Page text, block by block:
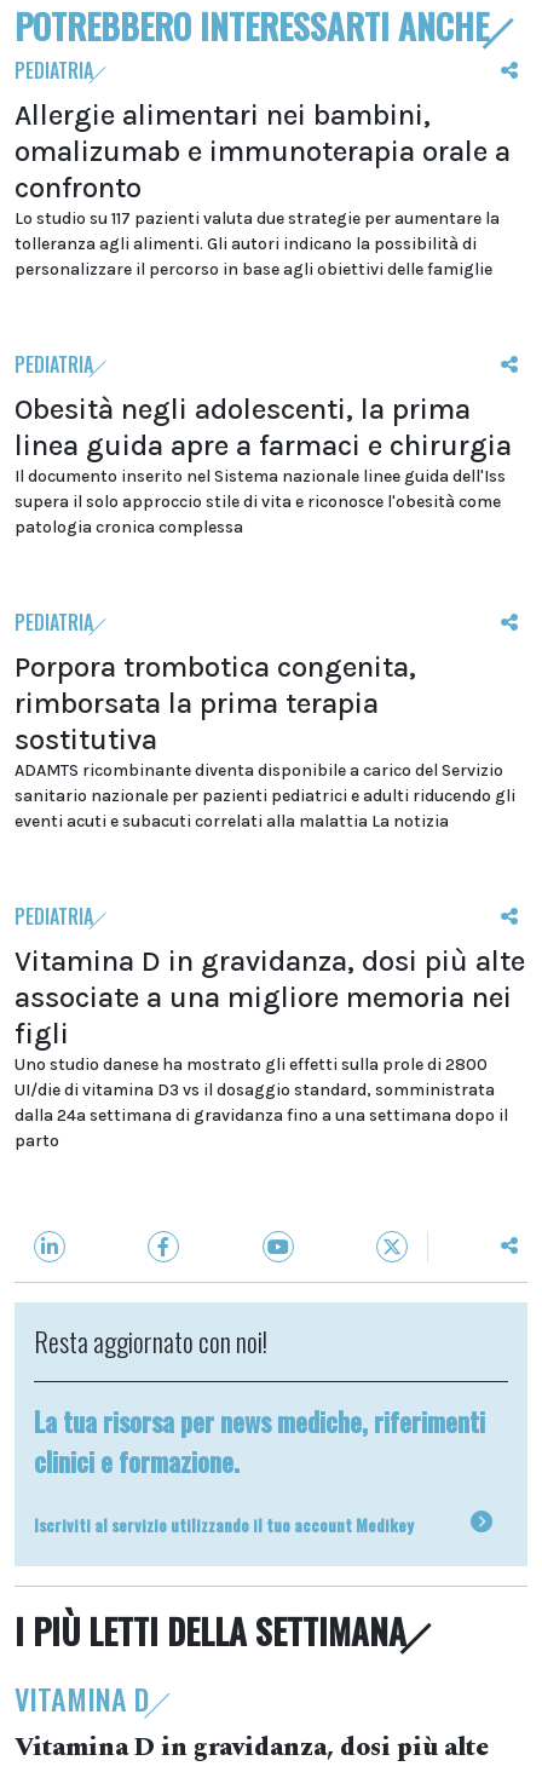
POTREBBERO INTERESSARTI ANCHE
PEDIATRIA
Allergie alimentari nei bambini,
omalizumab e immunoterapia orale a
confronto
Lo studio su 117 pazienti valuta due strategie per aumentare la
tolleranza agli alimenti. Gli autori indicano la possibilità di
personalizzare il percorso in base agli obiettivi delle famiglie
PEDIATRIA
Obesità negli adolescenti, la prima
linea guida apre a farmaci e chirurgia
Il documento inserito nel Sistema nazionale linee guida dell'Iss
supera il solo approccio stile di vita e riconosce l'obesità come
patologia cronica complessa
PEDIATRIA
Porpora trombotica congenita,
rimborsata la prima terapia
sostitutiva
ADAMTS ricombinante diventa disponibile a carico del Servizio
sanitario nazionale per pazienti pediatrici e adulti riducendo gli
eventi acuti e subacuti correlati alla malattia La notizia
PEDIATRIA
Vitamina D in gravidanza, dosi più alte
associate a una migliore memoria nei
figli
Uno studio danese ha mostrato gli effetti sulla prole di 2800
UI/die di vitamina D3 vs il dosaggio standard, somministrata
dalla 24a settimana di gravidanza fino a una settimana dopo il
parto
Resta aggiornato con noi!
La tua risorsa per news mediche, riferimenti
clinici e formazione.
Iscriviti al servizio utilizzando il tuo account Medikey
I PIÙ LETTI DELLA SETTIMANA
VITAMINA D
Vitamina D in gravidanza, dosi più alte